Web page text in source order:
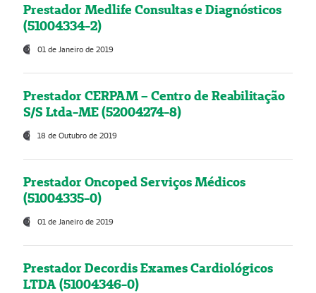
Prestador Medlife Consultas e Diagnósticos
(51004334-2)
01 de Janeiro de 2019
Prestador CERPAM – Centro de Reabilitação
S/S Ltda-ME (52004274-8)
18 de Outubro de 2019
Prestador Oncoped Serviços Médicos
(51004335-0)
01 de Janeiro de 2019
Prestador Decordis Exames Cardiológicos
LTDA (51004346-0)